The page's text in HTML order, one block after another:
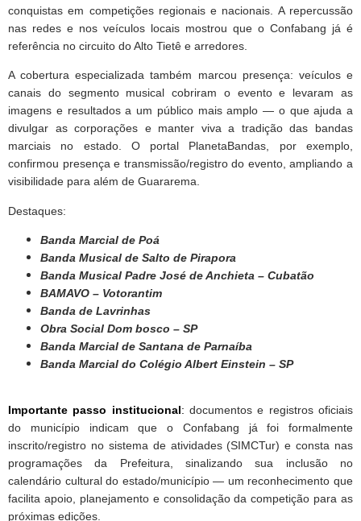
conquistas em competições regionais e nacionais. A repercussão
nas redes e nos veículos locais mostrou que o Confabang já é
referência no circuito do Alto Tietê e arredores.
A cobertura especializada também marcou presença: veículos e
canais do segmento musical cobriram o evento e levaram as
imagens e resultados a um público mais amplo — o que ajuda a
divulgar as corporações e manter viva a tradição das bandas
marciais no estado. O portal PlanetaBandas, por exemplo,
confirmou presença e transmissão/registro do evento, ampliando a
visibilidade para além de Guararema.
Destaques:
Banda Marcial de Poá
Banda Musical de Salto de Pirapora
Banda Musical Padre José de Anchieta – Cubatão
BAMAVO – Votorantim
Banda de Lavrinhas
Obra Social Dom bosco – SP
Banda Marcial de Santana de Parnaíba
Banda Marcial do Colégio Albert Einstein – SP
Importante passo institucional: documentos e registros oficiais
do município indicam que o Confabang já foi formalmente
inscrito/registro no sistema de atividades (SIMCTur) e consta nas
programações da Prefeitura, sinalizando sua inclusão no
calendário cultural do estado/município — um reconhecimento que
facilita apoio, planejamento e consolidação da competição para as
próximas edições.